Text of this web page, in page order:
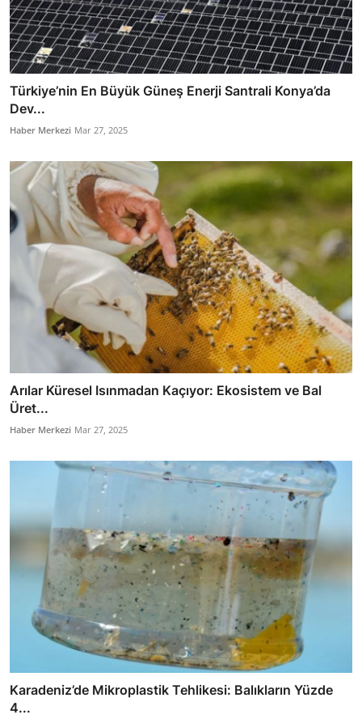
Türkiye’nin En Büyük Güneş Enerji Santrali Konya’da
Dev...
Haber Merkezi Mar 27, 2025
Arılar Küresel Isınmadan Kaçıyor: Ekosistem ve Bal
Üret...
Haber Merkezi Mar 27, 2025
Karadeniz’de Mikroplastik Tehlikesi: Balıkların Yüzde
4...